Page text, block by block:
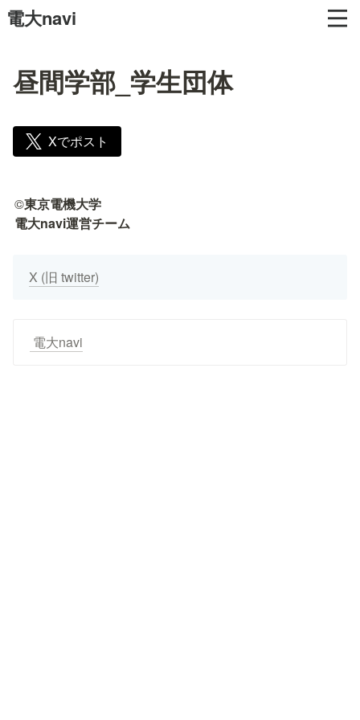
電大navi
昼間学部_学生団体
Xでポスト
©東京電機大学
電大navi運営チーム
X (旧 twitter)
電大navi